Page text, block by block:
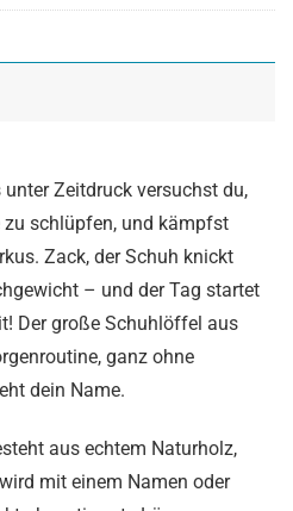
Zeitdruck versuchst du,
schlüpfen, und kämpfst
Zack, der Schuh knickt
– und der Tag startet
Der große Schuhlöffel aus
ganz ohne
dein Name.
aus echtem Naturholz,
mit einem Namen oder